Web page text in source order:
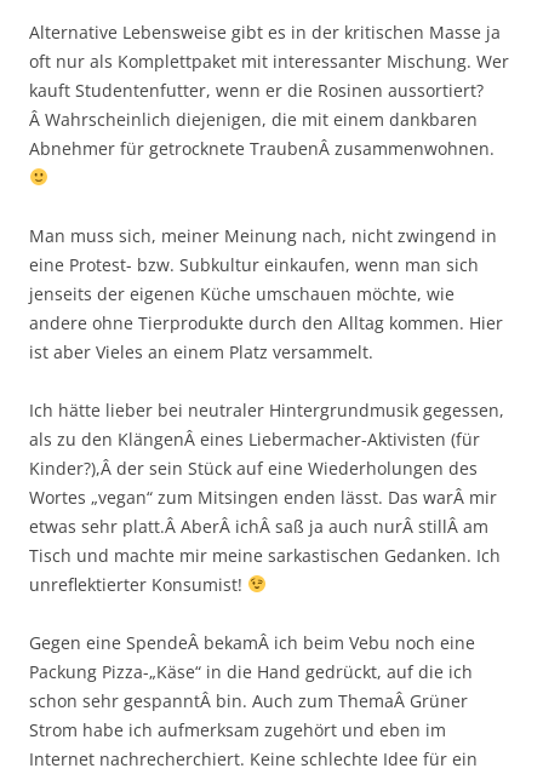
Alternative Lebensweise gibt es in der kritischen Masse ja
oft nur als Komplettpaket mit interessanter Mischung. Wer
kauft Studentenfutter, wenn er die Rosinen aussortiert?
Â Wahrscheinlich diejenigen, die mit einem dankbaren
Abnehmer für getrocknete TraubenÂ zusammenwohnen.
Man muss sich, meiner Meinung nach, nicht zwingend in
eine Protest- bzw. Subkultur einkaufen, wenn man sich
jenseits der eigenen Küche umschauen möchte, wie
andere ohne Tierprodukte durch den Alltag kommen. Hier
ist aber Vieles an einem Platz versammelt.
Ich hätte lieber bei neutraler Hintergrundmusik gegessen,
als zu den KlängenÂ eines Liebermacher-Aktivisten (für
Kinder?),Â der sein Stück auf eine Wiederholungen des
Wortes „vegan“ zum Mitsingen enden lässt. Das warÂ mir
etwas sehr platt.Â AberÂ ichÂ saß ja auch nurÂ stillÂ am
Tisch und machte mir meine sarkastischen Gedanken. Ich
unreflektierter Konsumist!
Gegen eine SpendeÂ bekamÂ ich beim Vebu noch eine
Packung Pizza-„Käse“ in die Hand gedrückt, auf die ich
schon sehr gespanntÂ bin. Auch zum ThemaÂ Grüner
Strom habe ich aufmerksam zugehört und eben im
Internet nachrecherchiert. Keine schlechte Idee für ein